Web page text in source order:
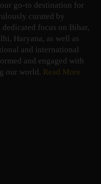
go-to destination for
curated by
focus on Bihar,
Haryana, as well as
and international
and engaged with
our world. Read More